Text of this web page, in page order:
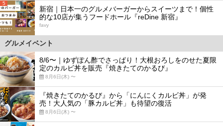
5
新宿｜日本一のグルメバーガーからスイーツまで！個性
的な10店が集うフードホール『reDine 新宿』
favy
グルメイベント
8/6〜｜ゆずぽん酢でさっぱり！大根おろしをのせた夏限
定のカルビ丼を販売『焼きたてのかるび』
8月6日(木) 〜
『焼きたてのかるび』から「にんにくカルビ丼」が発
売！大人気の「豚カルビ丼」も待望の復活
8月6日(木) 〜